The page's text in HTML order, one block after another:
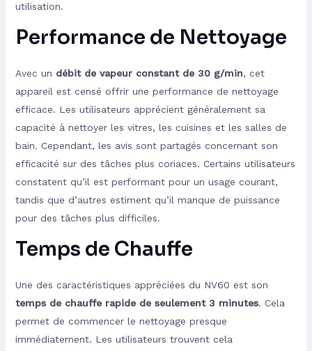
utilisation.
Performance de Nettoyage
Avec un débit de vapeur constant de 30 g/min, cet
appareil est censé offrir une performance de nettoyage
efficace. Les utilisateurs apprécient généralement sa
capacité à nettoyer les vitres, les cuisines et les salles de
bain. Cependant, les avis sont partagés concernant son
efficacité sur des tâches plus coriaces. Certains utilisateurs
constatent qu’il est performant pour un usage courant,
tandis que d’autres estiment qu’il manque de puissance
pour des tâches plus difficiles.
Temps de Chauffe
Une des caractéristiques appréciées du NV60 est son
temps de chauffe rapide de seulement 3 minutes. Cela
permet de commencer le nettoyage presque
immédiatement. Les utilisateurs trouvent cela